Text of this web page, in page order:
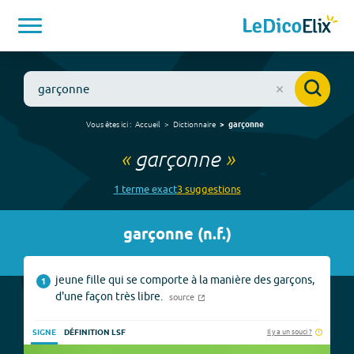
Vous êtes ici : Accueil Dictionnaire garçonne
« garçonne»
1 termeexact3suggestions
garçonne (n.f.)
1
jeune fille qui se comporte à la manière des garçons,
d'une façon très libre.
source
SIGNE DÉFINITION LSF Il y a un souci ?